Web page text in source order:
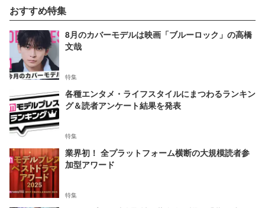
おすすめ特集
8月のカバーモデルは映画「ブルーロック」の高橋
文哉
特集
各種エンタメ・ライフスタイルにまつわるランキン
グ＆読者アンケート結果を発表
特集
業界初！ 全プラットフォーム横断の大規模読者参
加型アワード
特集